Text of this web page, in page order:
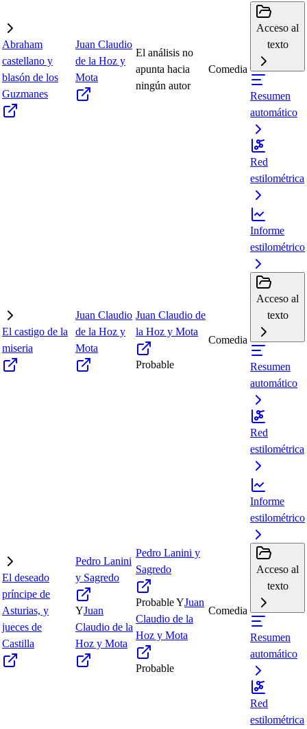
Abraham
castellano y
blasón de los
Guzmanes
Juan Claudio
de la Hoz y
Mota
El análisis no
apunta hacia
ningún autor
Comedia
Acceso al
texto
Resumen
automático
Red
estilométrica
El castigo de la
miseria
Juan Claudio
de la Hoz y
Mota
Juan Claudio de
la Hoz y Mota
Probable
Comedia
Informe
estilométrico
Acceso al
texto
Resumen
automático
Red
estilométrica
El deseado
príncipe de
Asturias, y
jueces de
Castilla
Pedro Lanini
y Sagredo
YJuan
Claudio de la
Hoz y Mota
Pedro Lanini y
Sagredo
ProbableYJuan
Claudio de la
Hoz y Mota
Probable
Comedia
Informe
estilométrico
Acceso al
texto
Resumen
automático
Red
estilométrica